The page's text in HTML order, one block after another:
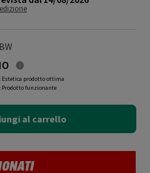
: Estetica prodotto ottima
: Prodotto funzionante
al carrello